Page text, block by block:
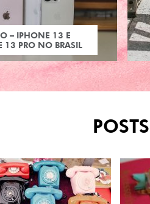
– IPHONE 13 E
13 PRO NO BRASIL